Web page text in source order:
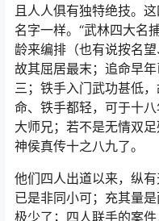
且人人俱有独特绝技。
名字一样。“武林四大名
龄来编排（也有说按名望
故其屈居最末；追命早
三；铁手入门武功甚低
命、铁手都轻，可于十
大师兄；若不是无情双
神侯真传十之八九了。
他们四人出道以来，纵
已是非同小可；充其量
极少了；四人联手的案